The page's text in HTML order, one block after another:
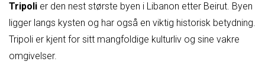
Tripoli er den nest største byen i Libanon etter Beirut. Byen
ligger langs kysten og har også en viktig historisk betydning.
Tripoli er kjent for sitt mangfoldige kulturliv og sine vakre
omgivelser.